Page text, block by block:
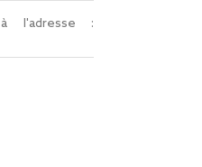
l'adresse :